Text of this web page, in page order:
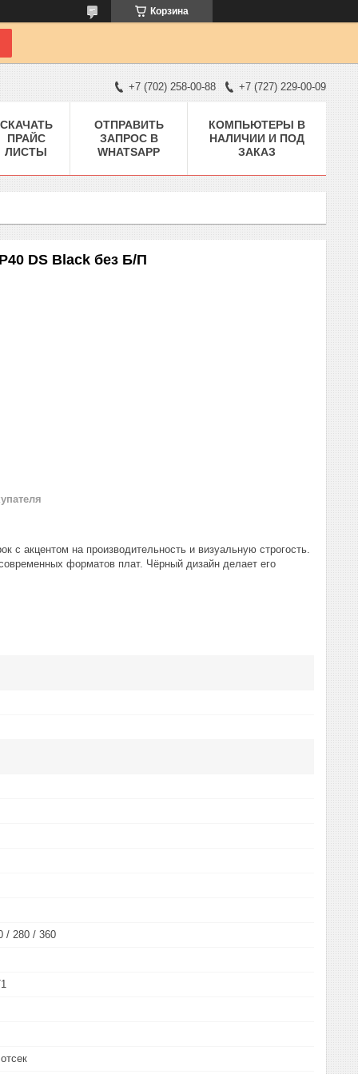
Корзина
+7 (702) 258-00-88 +7 (727) 229-00-09
СКАЧАТЬ
ПРАЙС
ЛИСТЫ
ОТПРАВИТЬ
ЗАПРОС В
WHATSAPP
КОМПЬЮТЕРЫ В
НАЛИЧИИ И ПОД
ЗАКАЗ
DS Black без Б/П
акцентом на производительность и визуальную строгость.
форматов плат. Чёрный дизайн делает его
/ 280 / 360